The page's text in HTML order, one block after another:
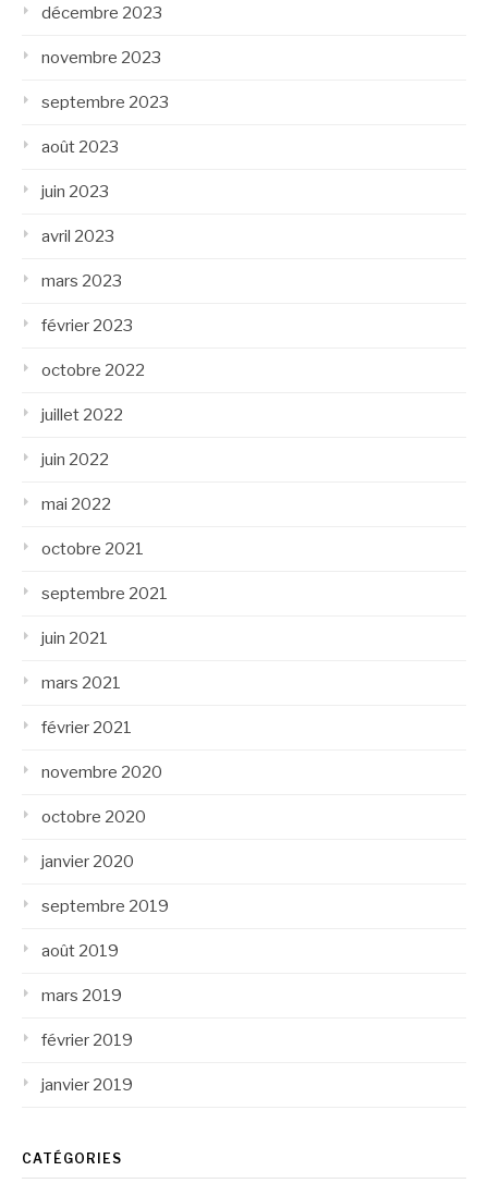
décembre 2023
novembre 2023
septembre 2023
août 2023
juin 2023
avril 2023
mars 2023
février 2023
octobre 2022
juillet 2022
juin 2022
mai 2022
octobre 2021
septembre 2021
juin 2021
mars 2021
février 2021
novembre 2020
octobre 2020
janvier 2020
septembre 2019
août 2019
mars 2019
février 2019
janvier 2019
CATÉGORIES